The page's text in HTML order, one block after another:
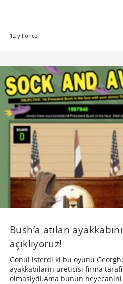
12 yıl önce
Bush’a atılan
açıklıyoruz!
Gonul isterdi ki bu oyunu
ayakkabilarin ureticisi firma
olmasiydi.Ama bunun heyecanini